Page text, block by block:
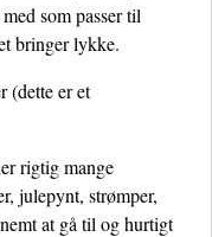
som passer til
bringer lykke.
(dette er et
rigtig mange
julepynt, strømper,
at gå til og hurtigt